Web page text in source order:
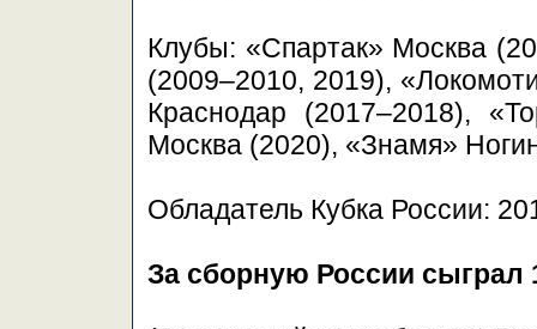
Клубы: «Спартак» Москва
(2009–2010, 2019),
Краснодар (2017–2018),
Москва (2020), «Знамя»
Обладатель Кубка России:
За сборную России сыграл